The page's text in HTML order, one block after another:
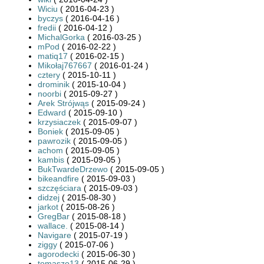
Wiciu ( 2016-04-23 )
byczys ( 2016-04-16 )
fredii ( 2016-04-12 )
MichalGorka ( 2016-03-25 )
mPod ( 2016-02-22 )
matiq17 ( 2016-02-15 )
Mikołaj767667 ( 2016-01-24 )
cztery ( 2015-10-11 )
drominik ( 2015-10-04 )
noorbi ( 2015-09-27 )
Arek Strójwąs ( 2015-09-24 )
Edward ( 2015-09-10 )
krzysiaczek ( 2015-09-07 )
Boniek ( 2015-09-05 )
pawrozik ( 2015-09-05 )
achom ( 2015-09-05 )
kambis ( 2015-09-05 )
BukTwardeDrzewo ( 2015-09-05 )
bikeandfire ( 2015-09-03 )
szczęściara ( 2015-09-03 )
didzej ( 2015-08-30 )
jarkot ( 2015-08-26 )
GregBar ( 2015-08-18 )
wallace. ( 2015-08-14 )
Navigare ( 2015-07-19 )
ziggy ( 2015-07-06 )
agorodecki ( 2015-06-30 )